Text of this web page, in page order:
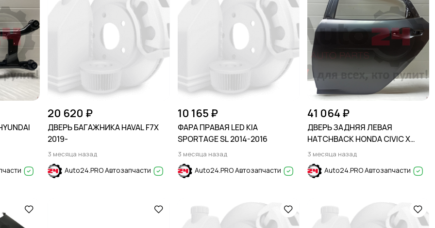
20 620 ₽
ДВЕРЬ БАГАЖНИКА HAVAL F7X
2019-
3 месяца назад
Auto24.PRO Автозапчасти
10 165 ₽
ФАРА ПРАВАЯ LED KIA
SPORTAGE SL 2014-2016
3 месяца назад
Auto24.PRO Автозапчасти
41 064 ₽
ДВЕРЬ ЗАДНЯЯ ЛЕВАЯ
HATCHBACK HONDA CIVIC X
2015-2021
3 месяца назад
Auto24.PRO Автозапчасти